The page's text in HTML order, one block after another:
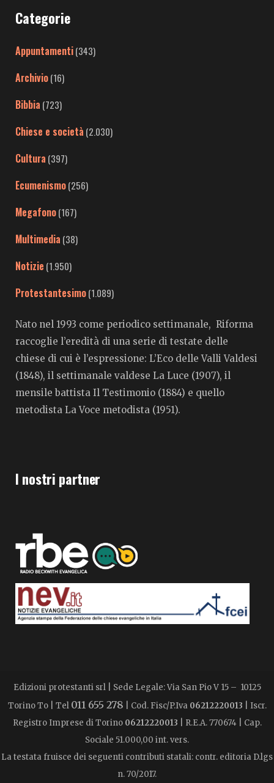
Categorie
Appuntamenti(343)
Archivio(16)
Bibbia (723)
Chiese e società (2.030)
Cultura (397)
Ecumenismo(256)
Megafono(167)
Multimedia (38)
Notizie (1.950)
Protestantesimo(1.089)
Nato nel 1993 come periodico settimanale, Riforma
raccoglie l’eredità di una serie di testate delle
chiese di cui è l’espressione: L’Eco delle Valli Valdesi
(1848), il settimanale valdese La Luce (1907), il
mensile battista Il Testimonio (1884) e quello
metodista La Voce metodista (1951).
I nostri partner
Edizioni protestanti srl | Sede Legale: Via San Pio V 15 – 10125
Torino To | Tel 011 655 278 | Cod. Fisc/P.Iva 06212220013 | Iscr.
Registro Imprese di Torino 06212220013 | R.E.A. 770674 | Cap.
Sociale 51.000,00 int. vers.
La testata fruisce dei seguenti contributi statali: contr. editoria D.lgs
n. 70/2017.